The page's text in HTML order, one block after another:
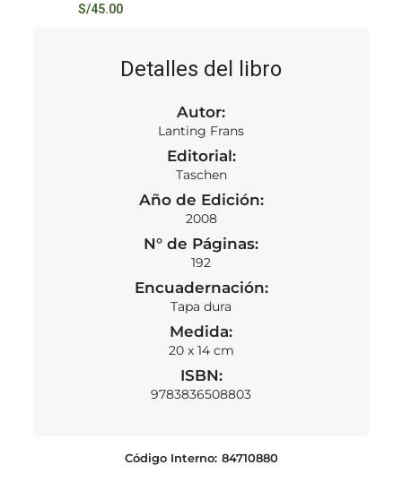
S/45.00
Detalles del libro
Autor:
Lanting Frans
Editorial:
Taschen
Año de Edición:
2008
N° de Páginas:
192
Encuadernación:
Tapa dura
Medida:
20 x 14 cm
ISBN:
9783836508803
Código Interno: 84710880